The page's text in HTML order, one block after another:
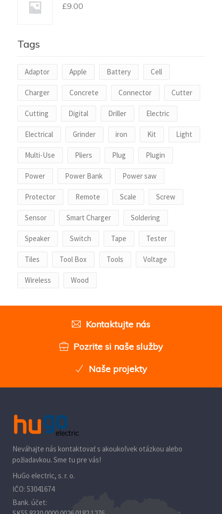
£9.00
Tags
Adaptor Apple Battery Cell
Charger Concrete Connector Cutter
Cutting Digital Driller Electric
Electrical Grinder iron Kit Light
Multi-Use Pliers Plug Plugin
Power Power Bank Power saw
Protector Remote Scale Screw
Sensor Smart Charger Soldering
Speaker Switch Tape Tester
Tiles Tool Box Tools Voltage
Wireless Wood
Kontaktujte nás
Pozrite si naše služby
Naše projekty
Neváhajte nás kontaktovať s akoukoľvek otázkou alebo
požiadavkou. Sme tu pre vás!
HuGo electric, s. r. o.
IČO: 53041674
Bank. účet: